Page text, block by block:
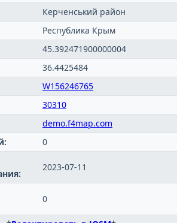
Керченський район
Республика Крым
45.392471900000004
36.4425484
W156246765
30310
demo.f4map.com
0
2023-07-11
0